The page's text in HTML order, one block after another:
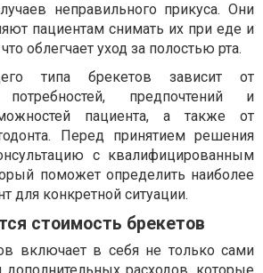
неправильного прикуса. Они
пациентам снимать их при еде и
облегчает уход за полостью рта.
типа брекетов зависит от
потребностей, предпочтений и
пациента, а также от
Перед принятием решения
с квалифицированным
поможет определить наиболее
для конкретной ситуации.
стоимость брекетов
включает в себя не только сами